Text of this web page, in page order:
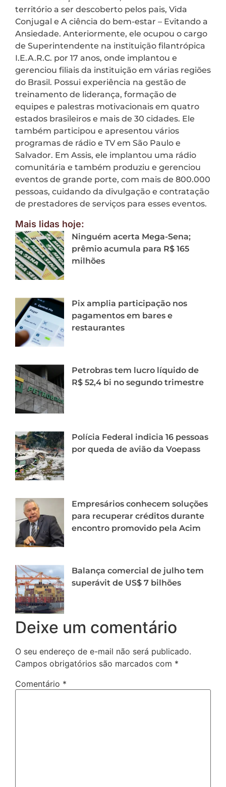
território a ser descoberto pelos pais, Vida
Conjugal e A ciência do bem-estar – Evitando a
Ansiedade. Anteriormente, ele ocupou o cargo
de Superintendente na instituição filantrópica
I.E.A.R.C. por 17 anos, onde implantou e
gerenciou filiais da instituição em várias regiões
do Brasil. Possui experiência na gestão de
treinamento de liderança, formação de
equipes e palestras motivacionais em quatro
estados brasileiros e mais de 30 cidades. Ele
também participou e apresentou vários
programas de rádio e TV em São Paulo e
Salvador. Em Assis, ele implantou uma rádio
comunitária e também produziu e gerenciou
eventos de grande porte, com mais de 800.000
pessoas, cuidando da divulgação e contratação
de prestadores de serviços para esses eventos.
Mais lidas hoje:
Ninguém acerta Mega-Sena;
prêmio acumula para R$ 165
milhões
Pix amplia participação nos
pagamentos em bares e
restaurantes
Petrobras tem lucro líquido de
R$ 52,4 bi no segundo trimestre
Polícia Federal indicia 16 pessoas
por queda de avião da Voepass
Empresários conhecem soluções
para recuperar créditos durante
encontro promovido pela Acim
Balança comercial de julho tem
superávit de US$ 7 bilhões
Deixe um comentário
O seu endereço de e-mail não será publicado.
Campos obrigatórios são marcados com *
Comentário *